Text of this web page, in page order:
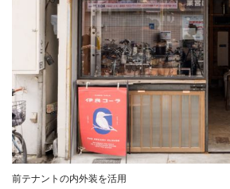
前テナントの内外装を活用